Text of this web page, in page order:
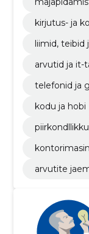
kirjutus- ja
liimid, teibid
arvutid ja it-
telefonid ja
kodu ja hobi
arvutite